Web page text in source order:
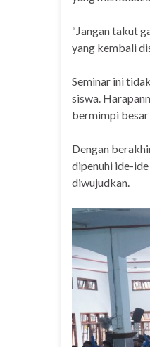
“Jangan takut
yang kembali
Seminar ini
siswa.
bermimpi besar
Dengan
dipenuhi ide-
diwujudkan.